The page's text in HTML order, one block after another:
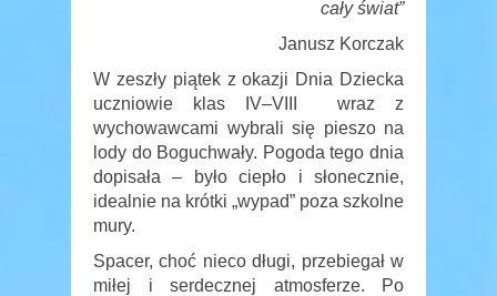
całyświat”
Janusz Korczak
W zeszły piątek z okazji Dnia Dziecka
uczniowie klas IV–VIII wraz z
wychowawcami wybrali się pieszo na
lody do Boguchwały. Pogoda tego dnia
dopisała – było ciepło i słonecznie,
idealnie na krótki „wypad” poza szkolne
mury.
Spacer, choć nieco długi, przebiegał w
miłej i serdecznej atmosferze. Po